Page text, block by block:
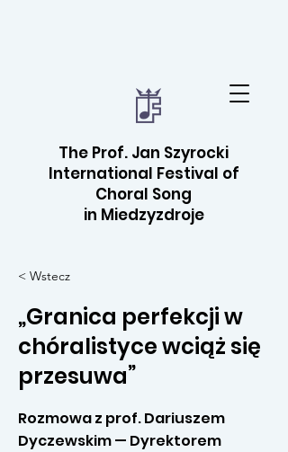
The Prof. Jan Szyrocki
International Festival of
Choral Song
in Miedzyzdroje
< Wstecz
„Granica perfekcji w
chóralistyce wciąż się
przesuwa”
Rozmowa z prof. Dariuszem
Dyczewskim — Dyrektorem